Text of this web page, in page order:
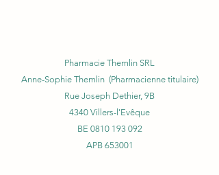
Pharmacie Themlin SRL
Anne-Sophie Themlin (Pharmacienne titulaire)
Rue Joseph Dethier, 9B
4340 Villers-l'Evêque
BE 0810 193 092
APB 653001